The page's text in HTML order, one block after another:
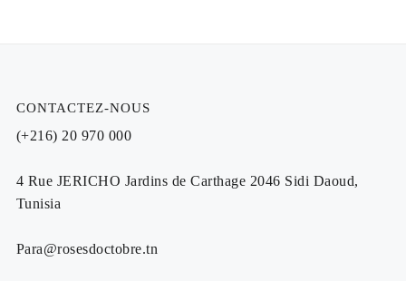
CONTACTEZ-NOUS
(+216) 20 970 000
4 Rue JERICHO Jardins de Carthage 2046 Sidi Daoud,
Tunisia
Para@rosesdoctobre.tn